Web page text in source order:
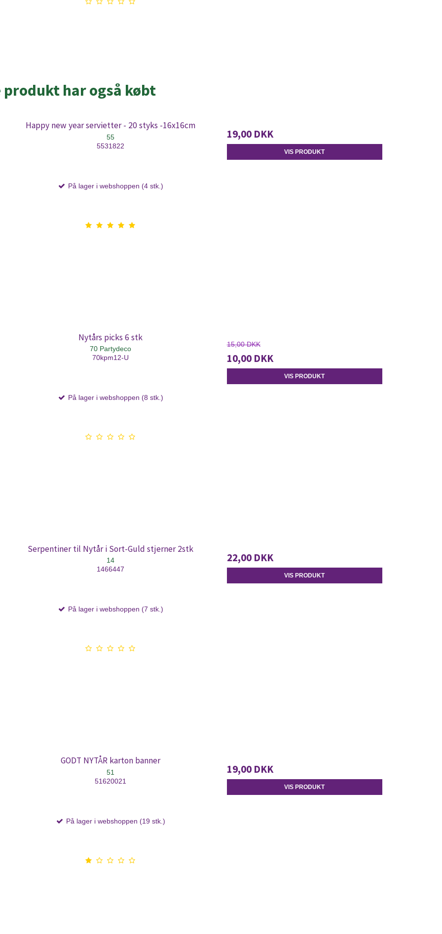
har også købt
Happy new year servietter - 20 styks -16x16cm
55
5531822
På lager i webshoppen (4 stk.)
19,00 DKK
VIS PRODUKT
Nytårs picks 6 stk
70 Partydeco
70kpm12-U
På lager i webshoppen (8 stk.)
15,00 DKK
10,00 DKK
VIS PRODUKT
Serpentiner til Nytår i Sort-Guld stjerner 2stk
14
1466447
På lager i webshoppen (7 stk.)
22,00 DKK
VIS PRODUKT
GODT NYTÅR karton banner
51
51620021
På lager i webshoppen (19 stk.)
19,00 DKK
VIS PRODUKT